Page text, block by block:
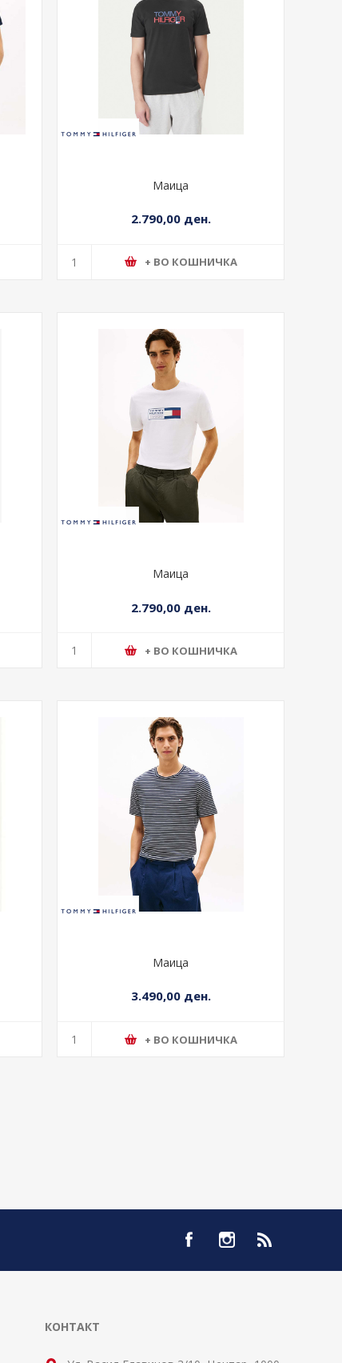
Маица
2.790,00 ден.
+ ВО КОШНИЧКА
Маица
2.790,00 ден.
+ ВО КОШНИЧКА
Маица
3.490,00 ден.
+ ВО КОШНИЧКА
КОНТАКТ